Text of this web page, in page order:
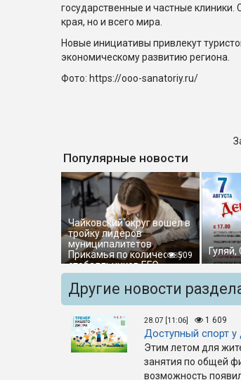
государственные и частные клиники.
края, но и всего мира.
Новые инициативы привлекут
экономическому развитию региона.
Фото: https://ooo-sanatoriy.ru/
Популярные новости
Чайковский округ вошёл в
тройку лидеров
муниципалитетов
Прикамья по количеству
стобалльников ЕГЭ
509 Гуляй,
Другие новости
28.07 [11:06] 1 609
Доступный спорт
Этим летом для
занятия по общей
возможность